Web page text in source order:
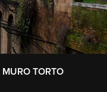
TORTO